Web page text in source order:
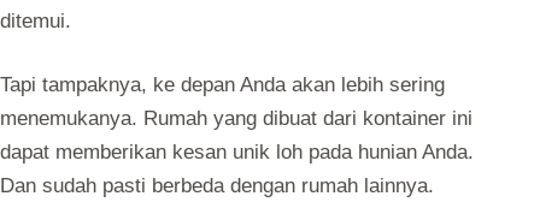
ditemui.
Tapi tampaknya, ke depan Anda akan lebih sering
menemukanya. Rumah yang dibuat dari kontainer ini
dapat memberikan kesan unik loh pada hunian Anda.
Dan sudah pasti berbeda dengan rumah lainnya.